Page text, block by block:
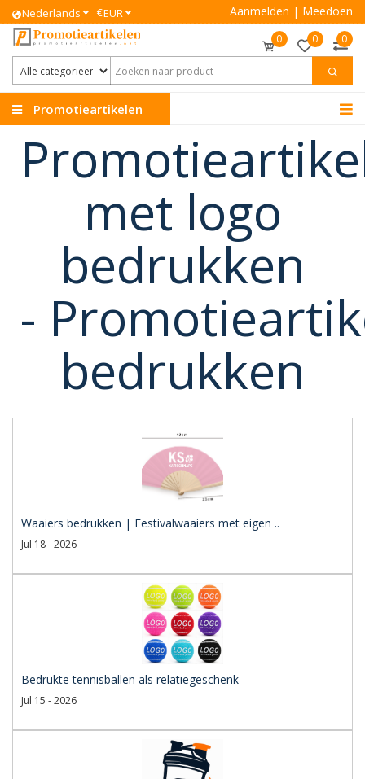
Nederlands €EUR Aanmelden | Meedoen
0 0 0
Promotieartikelen
met logo
bedrukken
-
bedrukken
Waaiers bedrukken | Festivalwaaiers met eigen ..
Jul 18 - 2026
Bedrukte tennisballen als relatiegeschenk
Jul 15 - 2026